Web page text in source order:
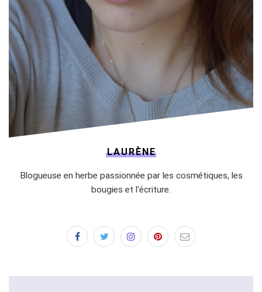
LAURÈNE
Blogueuse en herbe passionnée par les cosmétiques, les
bougies et l'écriture.